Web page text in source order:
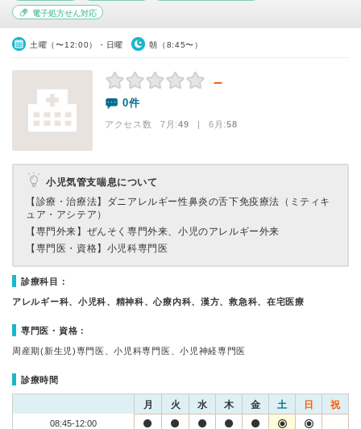
電子処方せん対応
土曜（〜12:00）・日曜 朝（8:45〜）
－
0件
アクセス数 7月:49 | 6月:58
小児気管支喘息について
【診療・治療法】 ダニアレルギー性鼻炎の舌下免疫療法（ミティキ
ュア・アシテア）
【専門外来】 ぜんそく専門外来、小児のアレルギー外来
【専門医・資格】 小児科専門医
診療科目：
アレルギー科、小児科、精神科、心療内科、漢方、救急科、在宅医療
専門医・資格：
周産期(新生児)専門医、小児科専門医、小児神経専門医
診療時間
月 火 水 木 金 土 日 祝
08:45-12:00